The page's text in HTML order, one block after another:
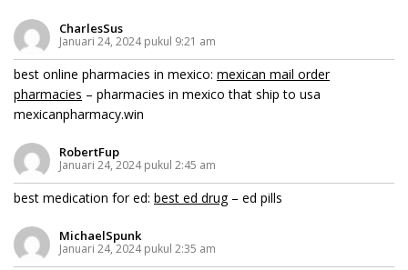
CharlesSus
Januari 24, 2024 pukul 9:21 am
best online pharmacies in mexico: mexican mail order
pharmacies – pharmacies in mexico that ship to usa
mexicanpharmacy.win
RobertFup
Januari 24, 2024 pukul 2:45 am
best medication for ed: best ed drug– ed pills
MichaelSpunk
Januari 24, 2024 pukul 2:35 am